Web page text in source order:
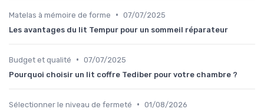
Matelas à mémoire de forme • 07/07/2025
Les avantages du lit Tempur pour un sommeil réparateur
Budget et qualité • 07/07/2025
Pourquoi choisir un lit coffre Tediber pour votre chambre ?
Sélectionner le niveau de fermeté • 01/08/2026